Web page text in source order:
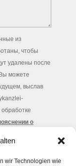
wir Technologien wie
из
чтобы
удалены после
можете
выслав
о